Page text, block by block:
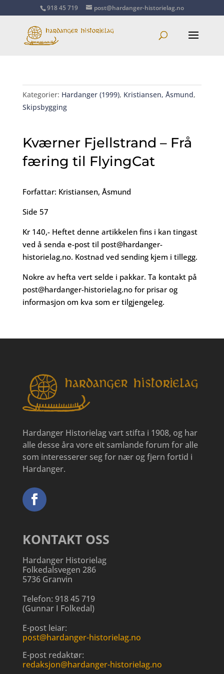
918 45 719 post@hardanger-historielag.no
Kategorier: Hardanger (1999), Kristiansen, Åsmund,
Skipsbygging
Kværner Fjellstrand – Frå
færing til FlyingCat
Forfattar: Kristiansen, Åsmund
Side 57
Kr 140,- Heftet denne artikkelen fins i kan tingast
ved å senda e-post til post@hardanger-
historielag.no. Kostnad ved sending kjem i tillegg.
Nokre av hefta vert selde i pakkar. Ta kontakt på
post@hardanger-historielag.nofor prisar og
informasjon om kva som er tilgjengeleg.
Hardanger Historielag vart stifta i 1908, og har
alle desse åra vore eit samlande forum for alle
som interesserer seg for nær og fjern fortid i
Hardanger.
KONTAKT OSS
Hardanger Historielag
Folkedalsvegen 286
5736 Granvin
Telefon: 918 45 719
(Gunnar I Folkedal)
E-post leiar:
post@hardanger-historielag.no
E-post redaktør:
redaksjon@hardanger-historielag.no